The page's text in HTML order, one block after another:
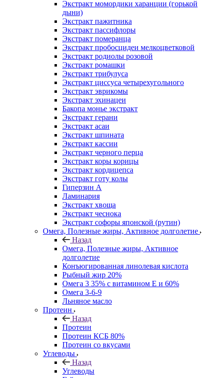
Экстракт момордики харанции (горькой
дыни)
Экстракт пажитника
Экстракт пассифлоры
Экстракт померанца
Экстракт пробосцидеи мелкоцветковой
Экстракт родиолы розовой
Экстракт ромашки
Экстракт трибулуса
Экстракт циссуса четырехугольного
Экстракт эврикомы
Экстракт эхинацеи
Бакопа монье экстракт
Экстракт герани
Экстракт асаи
Экстракт шпината
Экстракт кассии
Экстракт черного перца
Экстракт коры корицы
Экстракт кордицепса
Экстракт готу колы
Гиперзин А
Ламинария
Экстракт хвоща
Экстракт чеснока
Экстракт софоры японской (рутин)
Омега, Полезные жиры, Активное долголетие
Назад
Омега, Полезные жиры, Активное
долголетие
Конъюгированная линолевая кислота
Рыбный жир 20%
Омега 3 35% с витамином Е и 60%
Омега 3-6-9
Льняное масло
Протеин
Назад
Протеин
Протеин КСБ 80%
Протеин со вкусами
Углеводы
Назад
Углеводы